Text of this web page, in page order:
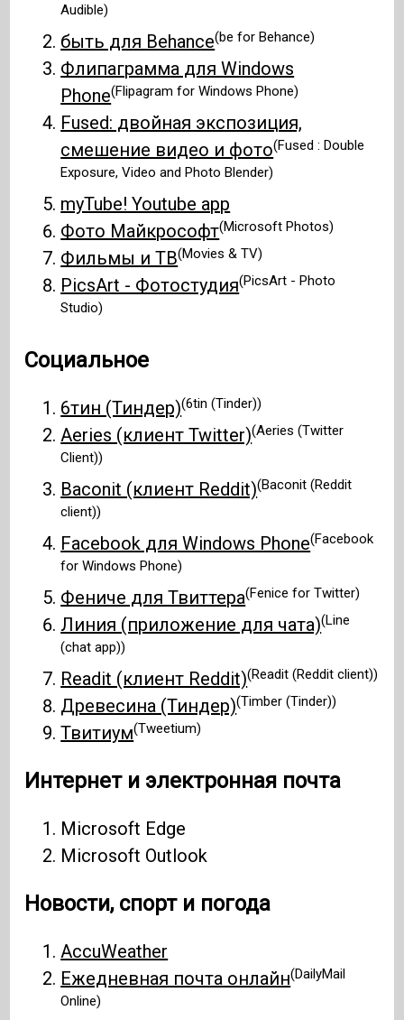
Audible)
быть для Behance(be for Behance)
Флипаграмма для Windows
Phone(Flipagram for Windows Phone)
Fused: двойная экспозиция,
смешение видео и фото(Fused : Double
Exposure, Video and Photo Blender)
myTube! Youtube app
Фото Майкрософт(Microsoft Photos)
Фильмы и ТВ(Movies & TV)
PicsArt - Фотостудия(PicsArt - Photo
Studio)
Социальное
6тин (Тиндер)(6tin (Tinder))
Aeries (клиент Twitter)(Aeries (Twitter
Client))
Baconit (клиент Reddit)(Baconit (Reddit
client))
Facebook для Windows Phone(Facebook
for Windows Phone)
Фениче для Твиттера(Fenice for Twitter)
Линия (приложение для чата)(Line
(chat app))
Readit (клиент Reddit)(Readit (Reddit client))
Древесина (Тиндер)(Timber (Tinder))
Твитиум(Tweetium)
Интернет и электронная почта
Microsoft Edge
Microsoft Outlook
Новости, спорт и погода
AccuWeather
Ежедневная почта онлайн(DailyMail
Online)